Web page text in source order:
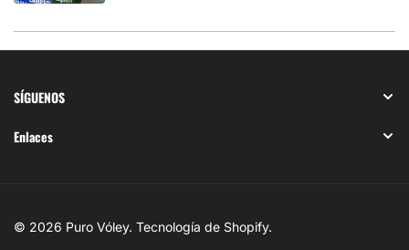
SÍGUENOS
Enlaces
© 2026 Puro Vóley. Tecnología de Shopify.